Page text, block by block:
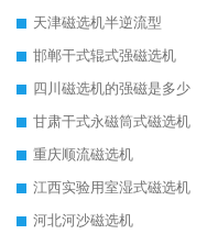
天津磁选机半逆流型
邯郸干式辊式强磁选机
四川磁选机的强磁是多少
甘肃干式永磁筒式磁选机
重庆顺流磁选机
江西实验用室湿式磁选机
河北河沙磁选机